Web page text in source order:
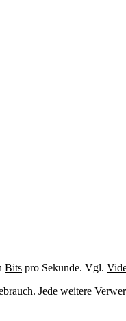
Bits pro Sekunde. Vgl.
Jede weitere